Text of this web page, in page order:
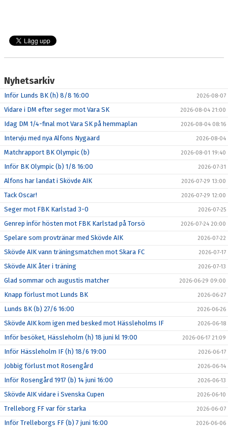
Nyhetsarkiv
Inför Lunds BK (h) 8/8 16:00 2026-08-07
Vidare i DM efter seger mot Vara SK 2026-08-04 21:00
Idag DM 1/4-final mot Vara SK på hemmaplan 2026-08-04 08:16
Intervju med nya Alfons Nygaard 2026-08-04
Matchrapport BK Olympic (b) 2026-08-01 19:40
Inför BK Olympic (b) 1/8 16:00 2026-07-31
Alfons har landat i Skövde AIK 2026-07-29 13:00
Tack Oscar! 2026-07-29 12:00
Seger mot FBK Karlstad 3-0 2026-07-25
Genrep inför hösten mot FBK Karlstad på Torsö 2026-07-24 20:00
Spelare som provtränar med Skövde AIK 2026-07-22
Skövde AIK vann träningsmatchen mot Skara FC 2026-07-17
Skövde AIK åter i träning 2026-07-13
Glad sommar och augustis matcher 2026-06-29 09:00
Knapp förlust mot Lunds BK 2026-06-27
Lunds BK (b) 27/6 16:00 2026-06-26
Skövde AIK kom igen med besked mot Hässleholms IF 2026-06-18
Inför besöket, Hässleholm (h) 18 juni kl 19:00 2026-06-17 21:09
Inför Hässleholm IF (h) 18/6 19:00 2026-06-17
Jobbig förlust mot Rosengård 2026-06-14
Inför Rosengård 1917 (b) 14 juni 16:00 2026-06-13
Skövde AIK vidare i Svenska Cupen 2026-06-10
Trelleborg FF var för starka 2026-06-07
Inför Trelleborgs FF (b) 7 juni 16:00 2026-06-06